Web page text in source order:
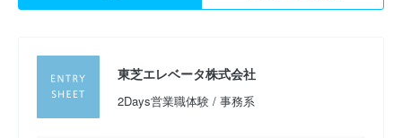
東芝エレベータ株式会社
2Days営業職体験 / 事務系